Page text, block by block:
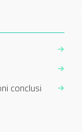
conclusi